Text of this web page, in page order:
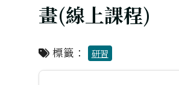
畫(線上課程)
標籤： 研習